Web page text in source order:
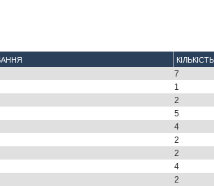
КІЛЬКІСТЬ
7
1
2
5
4
2
2
4
2